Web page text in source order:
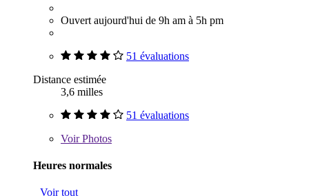
Ouvert aujourd'hui de 9h am à 5h pm
51 évaluations
Distance estimée
3,6 milles
51 évaluations
VoirPhotos
Heures normales
Voir tout